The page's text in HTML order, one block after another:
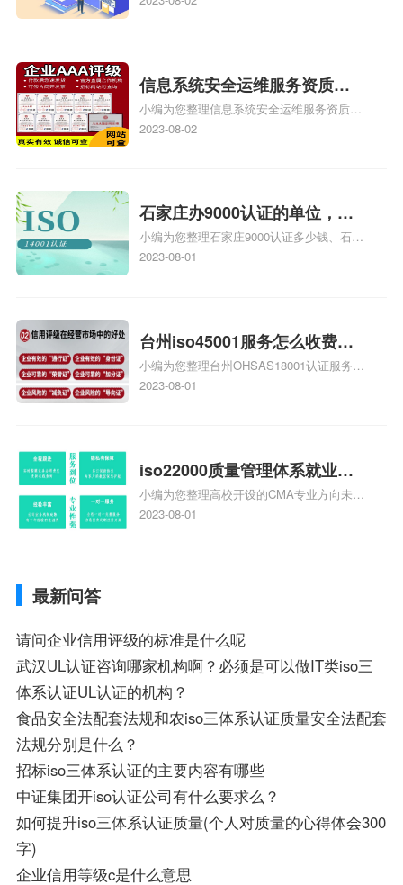
信息系统安全运维服务资质二
级费用，信息系统安全运维服
务资质二级
小编为您整理信息系统安全运维服务资质认
证证书机构有哪些、安全运维服务资质的费
体系认证知识，详情可查看下方正文！
2023-08-02
石家庄办9000认证的单位，石
家庄9000认证的公司
小编为您整理石家庄9000认证多少钱、石家
庄9000认证价格多少钱、石家庄9000认证
2023-08-01
台州iso45001服务怎么收费，
台州iso45001认证服务怎么收
费
小编为您整理台州OHSAS18001认证服务中
心哪家收费便宜、台州ISO9000认证，哪个
标准是什么相关iso体系认证知识，详情可
查看下方正文！
2023-08-01
iso22000质量管理体系就业方
向，质量管理与认证就业方向
小编为您整理高校开设的CMA专业方向未来
就业前景及就业方向如何、cma就业方向有
2023-08-01
最新问答
请问企业信用评级的标准是什么呢
武汉UL认证咨询哪家机构啊？必须是可以做IT类iso三
体系认证UL认证的机构？
食品安全法配套法规和农iso三体系认证质量安全法配套
法规分别是什么？
招标iso三体系认证的主要内容有哪些
中证集团开iso认证公司有什么要求么？
如何提升iso三体系认证质量(个人对质量的心得体会300
字)
企业信用等级c是什么意思